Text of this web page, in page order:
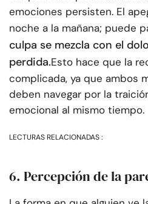
emociones persisten. El
noche a la mañana; puede
culpa se mezcla con el
perdida.Esto hace que la
complicada, ya que ambos
deben navegar por la
emocional al mismo tiempo.
LECTURAS RELACIONADAS :
6. Percepción de la